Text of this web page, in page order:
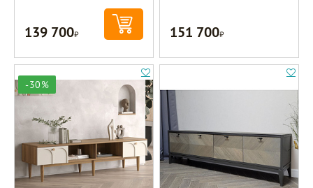
139 700Р 151 700Р
-30%